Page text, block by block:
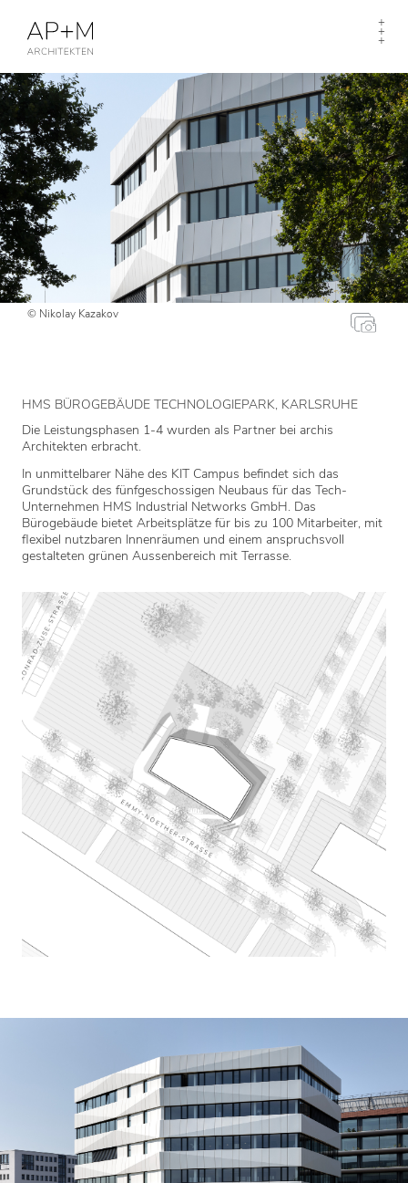
+
+
+
© Nikolay Kazakov
HMS BÜROGEBÄUDE TECHNOLOGIEPARK, KARLSRUHE
Die Leistungsphasen 1-4 wurden als Partner bei archis
Architekten erbracht.
In unmittelbarer Nähe des KIT Campus befindet sich das
Grundstück des fünfgeschossigen Neubaus für das Tech-
Unternehmen HMS Industrial Networks GmbH. Das
Bürogebäude bietet Arbeitsplätze für bis zu 100 Mitarbeiter, mit
flexibel nutzbaren Innenräumen und einem anspruchsvoll
gestalteten grünen Aussenbereich mit Terrasse.
PKW Stellplätze. Die Bandfassade ist mit gekanteten
Metallprofilen verkleidet- eine passende Lösung für den
diamantförmigen Baukörper.
BAUHERR
ARTEMIS GMBH & CO. KG
STANDORT
Technologiepark, Karlsruhe
ZEITRAUM
2021-2023
BGF | BRI 2.823 m² | 11.048 m³
BAUKOSTEN 5,65 Millionen € brutto
LEISTUNGSPHASEN 1-5
Realisiert